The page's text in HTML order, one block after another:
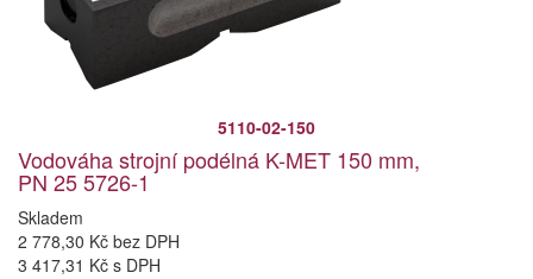
5110-02-150
Vodováha strojní podélná K-MET 150 mm,
PN 25 5726-1
Skladem
2 778,30 Kč bez DPH
3 417,31 Kč s DPH